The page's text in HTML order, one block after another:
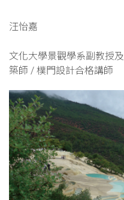
汪怡嘉
文化大學景觀學系副教授
築師 / 樸門設計合格講師